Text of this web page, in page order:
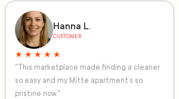
Hanna L.
CUSTOMER
★ ★ ★ ★ ★
"This marketplace made finding a cleaner
so easy and my Mitte apartment’s so
pristine now."